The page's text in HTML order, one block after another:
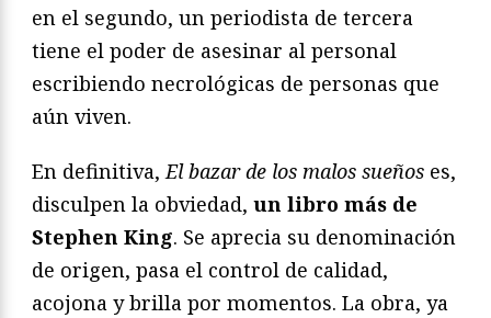
en el segundo, un periodista de tercera
tiene el poder de asesinar al personal
escribiendo necrológicas de personas que
aún viven.
En definitiva,El bazar de los malos sueños es,
disculpen la obviedad, un libro más de
Stephen King. Se aprecia su denominación
de origen, pasa el control de calidad,
acojona y brilla por momentos. La obra, ya